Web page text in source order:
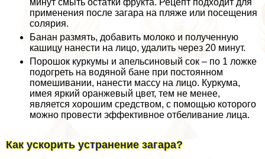
применения после загара на пляже или посещения
солярия.
Банан размять, добавить молоко и полученную
кашицу нанести на лицо, удалить через 20 минут.
Порошок куркумы и апельсиновый сок – по 1 ложке
подогреть на водяной бане при постоянном
помешивании, нанести массу на лицо. Куркума,
имея яркий оранжевый цвет, тем не менее,
является хорошим средством, с помощью которого
можно провести эффективное отбеливание лица.
Как ускорить устранение загара?